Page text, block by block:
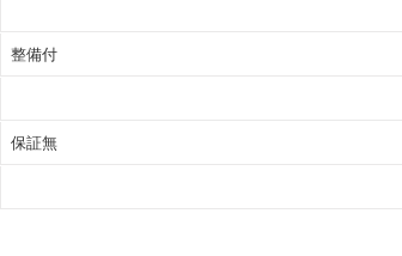
整備付
保証無